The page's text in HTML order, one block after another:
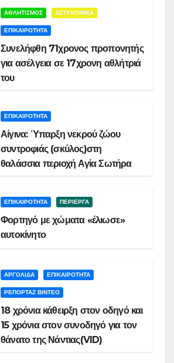
ΑΘΛΗΤΙΣΜΟΣ ΑΣΤΥΝΟΜΙΚΑ
ΕΠΙΚΑΙΡΟΤΗΤΑ
Συνελήφθη 71χρονος προπονητής
για ασέλγεια σε 17χρονη αθλήτριά
του
ΕΠΙΚΑΙΡΟΤΗΤΑ
Αίγινα: Ύπαρξη νεκρού ζώου
συντροφιάς (σκύλος)στη
θαλάσσια περιοχή Αγία Σωτήρα
ΕΠΙΚΑΙΡΟΤΗΤΑ ΠΕΡΙΕΡΓΑ
Φορτηγό με χώματα «έλιωσε»
αυτοκίνητο
ΑΡΓΟΛΙΔΑ ΕΠΙΚΑΙΡΟΤΗΤΑ
ΡΕΠΟΡΤΑΖ ΒΙΝΤΕΟ
18 χρόνια κάθειρξη στον οδηγό και
15 χρόνια στον συνοδηγό για τον
θάνατο της Νάντιας(VID)